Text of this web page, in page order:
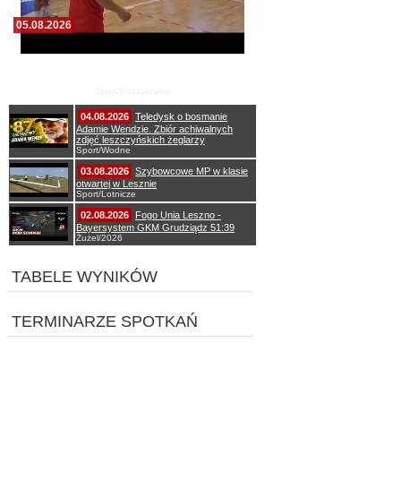
05.08.2026
04.08.2026 Teledysk o bosmanie
Adamie Wendzie. Zbiór achiwalnych
zdjęć leszczyńskich żeglarzy
Sport/Wodne
03.08.2026 Szybowcowe MP w klasie
otwartej w Lesznie
Sport/Lotnicze
02.08.2026
Fogo Unia Leszno -
Bayersystem GKM Grudziądz 51:39
Żużel/2026
TABELE WYNIKÓW
TERMINARZE SPOTKAŃ